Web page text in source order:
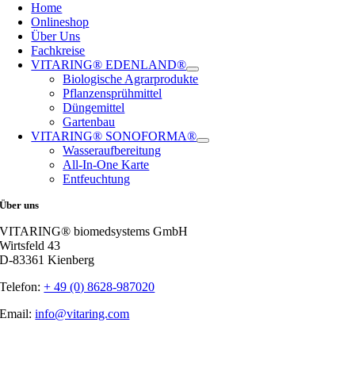
Home
Onlineshop
Über Uns
Fachkreise
VITARING® EDENLAND®
Biologische Agrarprodukte
Pflanzensprühmittel
Düngemittel
Gartenbau
VITARING® SONOFORMA®
Wasseraufbereitung
All-In-One Karte
Entfeuchtung
Über uns
VITARING® biomedsystems GmbH
Wirtsfeld 43
D-83361 Kienberg
Telefon:+ 49 (0) 8628-987020
Email:info@vitaring.com